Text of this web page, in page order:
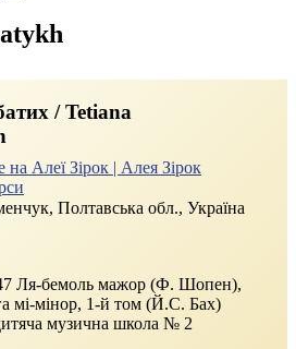
/ Tetiana
Полтавська обл., Україна
Ля-бемоль мажор (Ф. Шопен),
мi-мiнор, 1-й том (Й.С. Бах)
музична школа № 2